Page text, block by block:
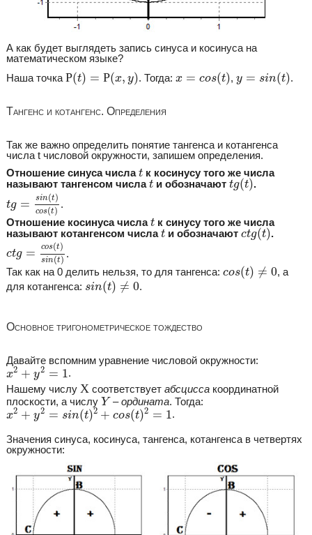
А как будет выглядеть запись синуса и косинуса на
математическом языке?
Наша точка Р(t) = Р(x, y)
Р ( t) (x , . Тогда: x = cos(t)
) , y = sin(t)
( .
Тангенс и котангенс. Определения
Так же важно определить понятие тангенса и котангенса
числа t числовой окружности, запишем определения.
Отношение синуса числаt
tк косинусу того же числа
называют тангенсом числаt
tи обозначают tg(t)
tg(t) .
tg = sin(t)
cos(t)
n(t)c
.
Отношение косинуса числаt
tк синусу того же числа
называют котангенсом числаt
tи обозначают ctg(t)
ctg(t).
ctg = cos(t)
sin(t)
os(t)s
.
Так как на 0 делить нельзя, то для тангенса: cos(t) ≠ 0
co s(t) 0
, а
для котангенса: sin(t) ≠ 0
sin(t)≠ 0 .
Основное тригонометрическое тождество
Давайте вспомним уравнение числовой окружности:
x2 + y2 = 1
x2+y2= 1
.
Нашему числу Х
Х соответствует абсциссакоординатной
плоскости, а числу Y
Y–ордината. Тогда:
x2 + y2 = sin(t)2 + cos(t)2 = 1
x2+y2=sin(t)2+cos )2=1 .
Значения синуса, косинуса, тангенса, котангенса в четвертях
окружности: